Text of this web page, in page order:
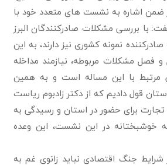
ضمن اشاره به نشست های متعدد خود با
با بررسی مشکلات صادرکنندگان البرز
نمونه کشوری نیز دارند، به این
فصل مشکلات مربوطه، نیازمند مداخله
مرتبط با این مساله است و به همین
قول دادیم که از دکتر زادبوم ریاست
برای حضور در استان و رسیدگی به
خوشبختانه در این نشست، این وعده
شرایط جنگ اقتصادی نباید زانوی غم به